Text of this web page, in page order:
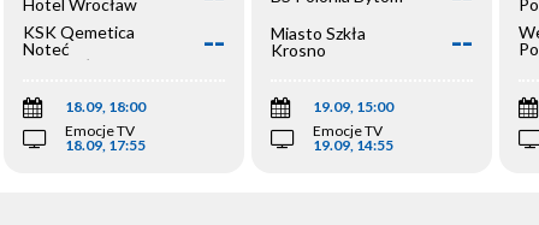
Hotel Wrocław
KSK Qemetica
Noteć
Inowrocław
--
18.09, 18:00
Emocje TV
18.09, 17:55
Miasto Szkła
Krosno
--
19.09, 15:00
Emocje TV
19.09, 14:55